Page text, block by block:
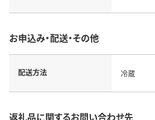
お申込み・配送・その他
配送方法 冷蔵
返礼品に関するお問い合わせ先